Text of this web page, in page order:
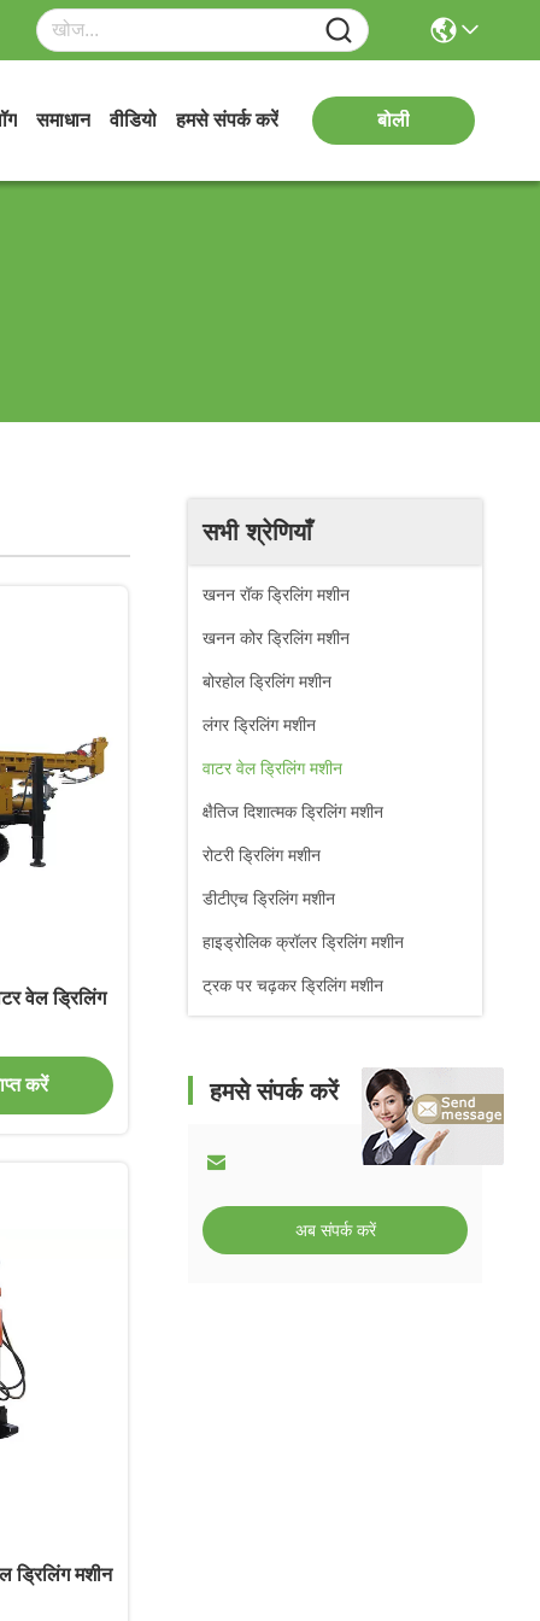
समाधान वीडियो हमसे संपर्क करें बोली
सभी श्रेणियाँ
खनन रॉक ड्रिलिंग मशीन
खनन कोर ड्रिलिंग मशीन
बोरहोल ड्रिलिंग मशीन
लंगर ड्रिलिंग मशीन
वाटर वेल ड्रिलिंग मशीन
क्षैतिज दिशात्मक ड्रिलिंग मशीन
रोटरी ड्रिलिंग मशीन
डीटीएच ड्रिलिंग मशीन
हाइड्रोलिक क्रॉलर ड्रिलिंग मशीन
ट्रक पर चढ़कर ड्रिलिंग मशीन
हमसे संपर्क करें
अब संपर्क करें
वेल ड्रिलिंग
करें
ड्रिलिंग मशीन